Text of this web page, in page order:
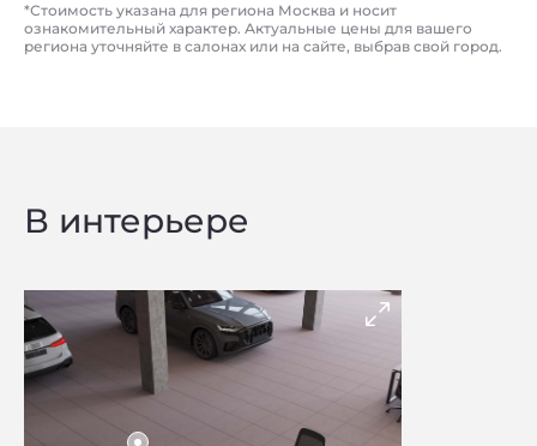
*Стоимость указана для региона Москва и носит
ознакомительный характер. Актуальные цены для вашего
региона уточняйте в салонах или на сайте, выбрав свой город.
В интерьере